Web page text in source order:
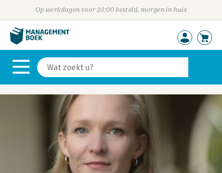
Op werkdagen voor 23:00 besteld, morgen in huis